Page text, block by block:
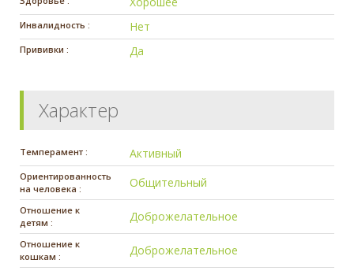
Инвалидность : Нет
Прививки : Да
Характер
Темперамент : Активный
Ориентированность
на человека :
Общительный
Отношение к
детям :
Доброжелательное
Отношение к
кошкам :
Доброжелательное